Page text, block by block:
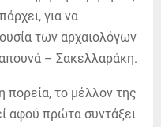
για να
των αρχαιολόγων
– Σακελλαράκη.
πορεία, το μέλλον της
αφού πρώτα συντάξει